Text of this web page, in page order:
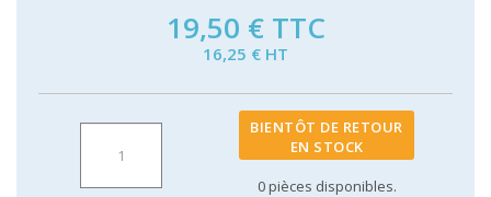
19,50 € TTC
16,25 € HT
BIENTÔT DE RETOUR
EN STOCK
0pièces disponibles.